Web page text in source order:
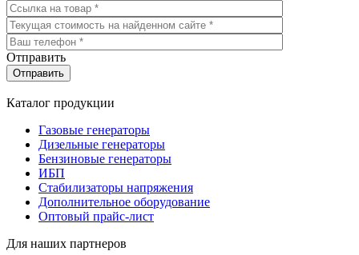
Отправить
Каталог продукции
Газовые генераторы
Дизельные генераторы
Бензиновые генераторы
ИБП
Стабилизаторы напряжения
Дополнительное оборудование
Оптовый прайс-лист
Для наших партнеров